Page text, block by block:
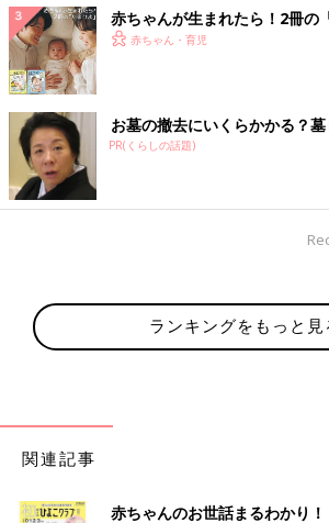
赤ちゃんが生まれたら！2冊の
赤ちゃん・育児
お墓の撤去にいくらかかる？
PR(くらしの話題)
ランキングをもっと見
関連記事
赤ちゃんのお世話まるわかり